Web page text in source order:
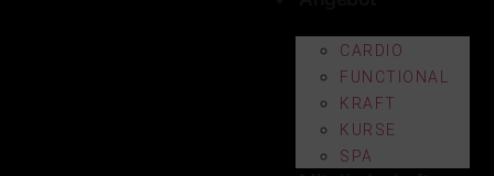
CARDIO
FUNCTIONAL
KRAFT
KURSE
SPA